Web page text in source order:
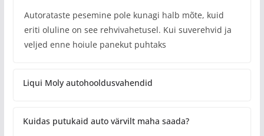
Autorataste pesemine pole kunagi halb mõte, kuid
eriti oluline on see rehvivahetusel. Kui suverehvid ja
veljed enne hoiule panekut puhtaks
Liqui Moly autohooldusvahendid
Kuidas putukaid auto värvilt maha saada?